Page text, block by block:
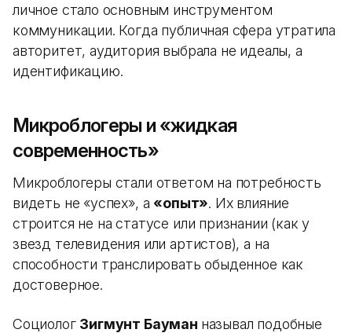
личное стало основным инструментом
коммуникации. Когда публичная сфера утратила
авторитет, аудитория выбрала не идеалы, а
идентификацию.
Микроблогеры и «жидкая
современность»
Микроблогеры стали ответом на потребность
видеть не «успех», а «опыт». Их влияние
строится не на статусе или признании (как у
звезд телевидения или артистов), а на
способности транслировать обыденное как
достоверное.
Социолог Зигмунт Бауман называл подобные